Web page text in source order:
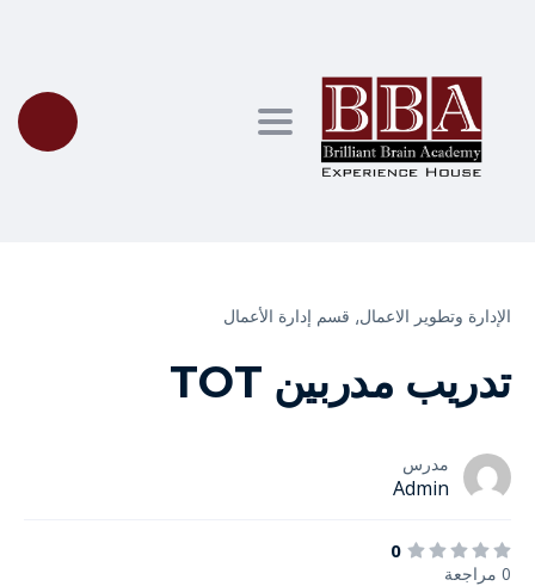
Toggle navigation
الإدارة وتطوير الاعمال⸲ قسم إدارة الأعمال
تدريب مدربين TOT
مدرس
Admin
0
0 مراجعة